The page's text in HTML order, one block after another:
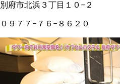
別府市北浜３丁目１０−２
０９７７−７６−８６２０